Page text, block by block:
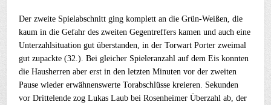
Der zweite Spielabschnitt ging komplett an die Grün-Weißen, die
kaum in die Gefahr des zweiten Gegentreffers kamen und auch eine
Unterzahlsituation gut überstanden, in der Torwart Porter zweimal
gut zupackte (32.). Bei gleicher Spieleranzahl auf dem Eis konnten
die Hausherren aber erst in den letzten Minuten vor der zweiten
Pause wieder erwähnenswerte Torabschlüsse kreieren. Sekunden
vor Drittelende zog Lukas Laub bei Rosenheimer Überzahl ab, der